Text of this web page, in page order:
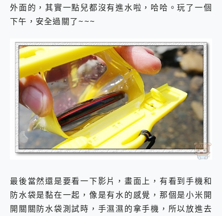
外面的，其實一點兒都沒有進水啦，哈哈。玩了一個
下午，安全過關了~~~
最後當然還是要看一下影片，畫面上，有看到手機和
防水袋是黏在一起，像是有水的感覺，那個是小米開
開關關防水袋測試時，手濕濕的拿手機，所以放進去